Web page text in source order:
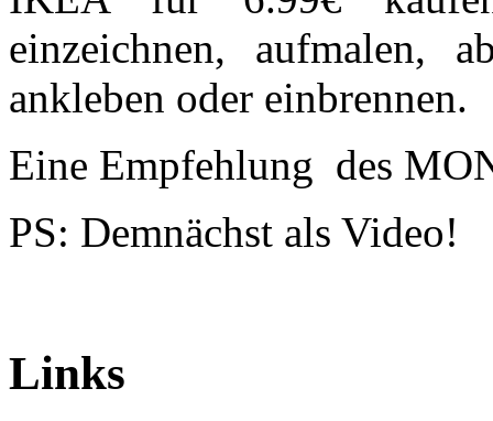
einzeichnen, aufmalen,
ankleben oder einbrennen.
Eine Empfehlung des
PS: Demnächst als Video!
Links